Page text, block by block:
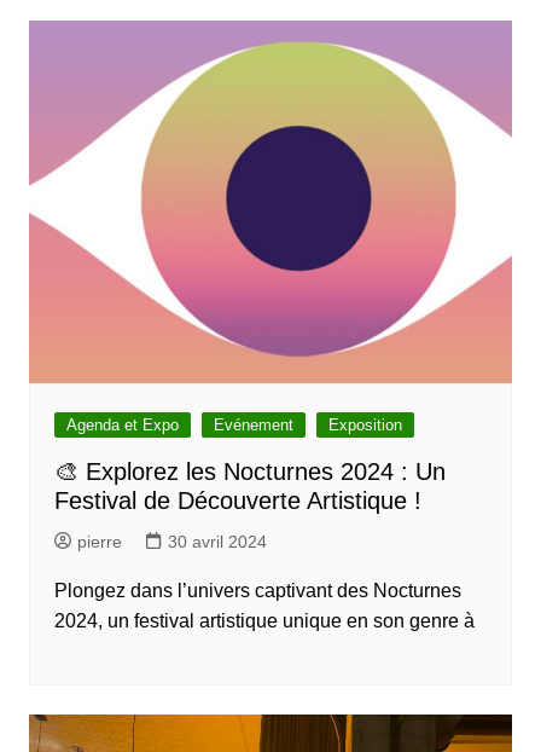
Agenda et Expo Evénement Exposition
🎨 Explorez les Nocturnes 2024 : Un
Festival de Découverte Artistique !
pierre 30 avril 2024
Plongez dans l’univers captivant des Nocturnes
2024, un festival artistique unique en son genre à